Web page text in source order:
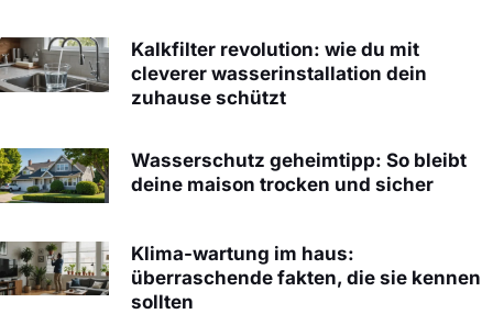
Kalkfilter revolution: wie du mit
cleverer wasserinstallation dein
zuhause schützt
Wasserschutz geheimtipp: So bleibt
deine maison trocken und sicher
Klima-wartung im haus:
überraschende fakten, die sie kennen
sollten